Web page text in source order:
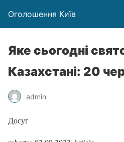
Оголошення Київ
Яке сьогодні
Казахстані: 20
admin
Досуг